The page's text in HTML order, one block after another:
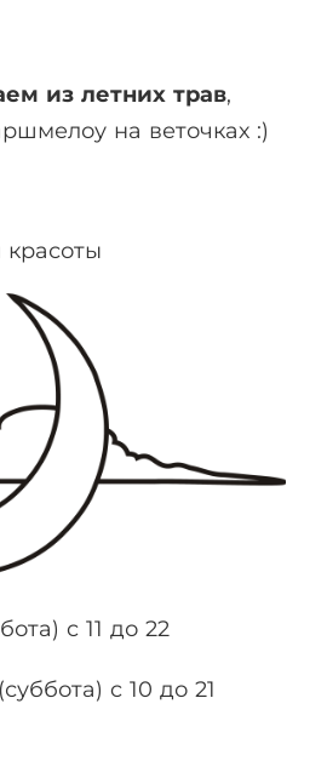
из летних трав,
на веточках :)
c 11 до 22
(суббота) c 10 до 21